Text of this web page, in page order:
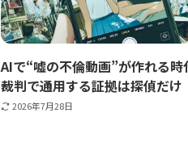
AIで“嘘の不倫動画”が作れる時
裁判で通用する証拠は探偵だけ
2026年7月28日